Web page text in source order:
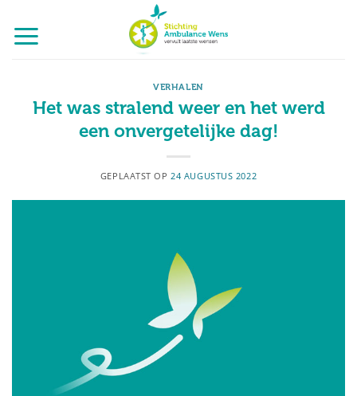
naar
inhoud
VERHALEN
Het was stralend weer en het werd
een onvergetelijke dag!
GEPLAATST OP 24 AUGUSTUS 2022